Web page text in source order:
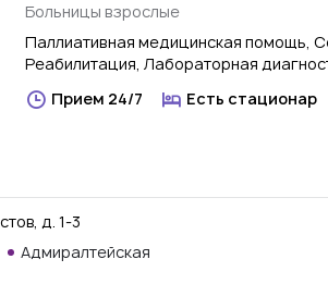
Больницы взрослые
Паллиативная медицинская помощь,
Реабилитация, Лабораторная
Прием 24/7
Есть стационар
д. 1-3
Адмиралтейская